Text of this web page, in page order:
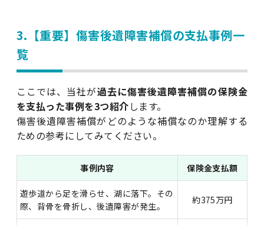
3.【重要】傷害後遺障害補償の支払事例一
覧
ここでは、当社が過去に傷害後遺障害補償の保険金
を支払った事例を3つ紹介します。
傷害後遺障害補償がどのような補償なのか理解する
ための参考にしてみてください。
事例内容 保険金支払額
遊歩道から足を滑らせ、湖に落下。その
際、背骨を骨折し、後遺障害が発生。
約375万円